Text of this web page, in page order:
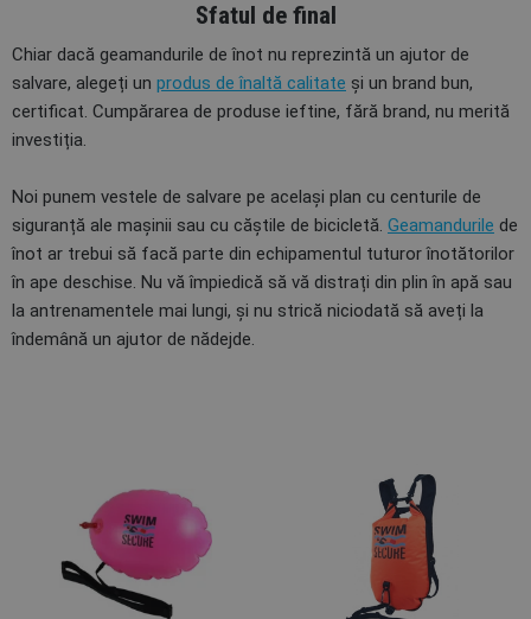
Sfatul de final
Chiar dacă geamandurile de înot nu reprezintă un ajutor de
salvare, alegeți un produs de înaltă calitate și un brand bun,
certificat. Cumpărarea de produse ieftine, fără brand, nu merită
investiția.
Noi punem vestele de salvare pe același plan cu centurile de
siguranță ale mașinii sau cu căștile de bicicletă. Geamandurile de
înot ar trebui să facă parte din echipamentul tuturor înotătorilor
în ape deschise. Nu vă împiedică să vă distrați din plin în apă sau
la antrenamentele mai lungi, și nu strică niciodată să aveți la
îndemână un ajutor de nădejde.